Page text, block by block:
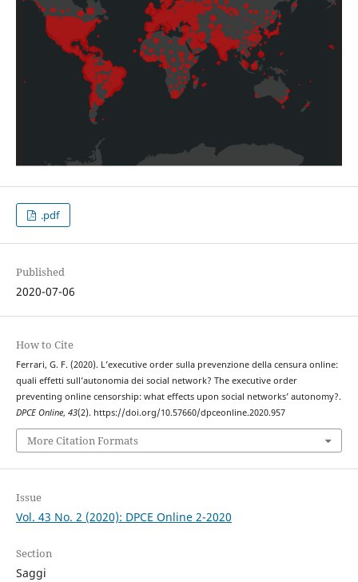
.pdf
Published
2020-07-06
How to Cite
Ferrari, G. F. (2020). L’executive order sulla prevenzione della censura online:
quali effetti sull’autonomia dei social network? The executive order
preventing online censorship: what effects upon social networks’ autonomy?.
DPCE Online, 43(2). https://doi.org/10.57660/dpceonline.2020.957
More Citation Formats
Issue
Vol. 43 No. 2 (2020): DPCE Online 2-2020
Section
Saggi